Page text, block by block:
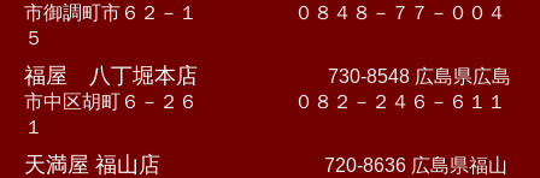
市御調町市６２－１ ０８４８－７７－００４
５
福屋 八丁堀本店 730-8548 広島県広島
市中区胡町６－２６ ０８２－２４６－６１１
１
天満屋 福山店 720-8636 広島県福山